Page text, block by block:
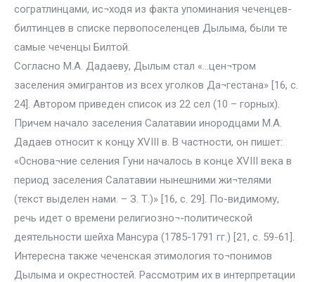
согратлинцами, ис¬ходя из факта упоминания чеченцев-
билтинцев в списке первопоселенцев Дылыма, были те
самые чеченцы Билтой.
Согласно М.А. Дадаеву, Дылым стал «…цен¬тром
заселения эмигрантов из всех уголков Да¬гестана» [16, с.
24]. Автором приведен список из 22 сел (10 – горных).
Причем начало заселения Салатавии инородцами М.А.
Дадаев относит к концу XVIII в. В частности, он пишет:
«Основа¬ние селения Гуни началось в конце XVIII века в
период заселения Салатавии нынешними жи¬телями
(текст выделен нами. – З. Т.)» [16, с. 29]. По-видимому,
речь идет о времени религиозно¬-политической
деятельности шейха Мансура (1785-1791 гг.) [21, с. 59-61].
Интересна также чеченская этимология то¬понимов
Дылыма и окрестностей. Рассмотрим их в интерпретации